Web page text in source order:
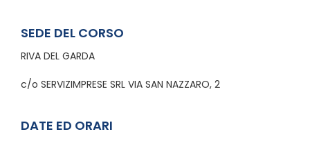
SEDE DEL CORSO
RIVA DEL GARDA
c/o SERVIZIMPRESE SRL VIA SAN NAZZARO, 2
DATE ED ORARI